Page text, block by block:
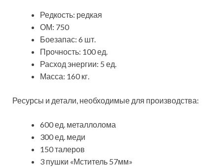
Редкость: редкая
ОМ: 750
Боезапас: 6 шт.
Прочность: 100 ед.
Расход энергии: 5 ед.
Масса: 160 кг.
Ресурсы и детали, необходимые для производства:
600 ед. металлолома
300 ед. меди
150 талеров
3 пушки «Мститель 57мм»